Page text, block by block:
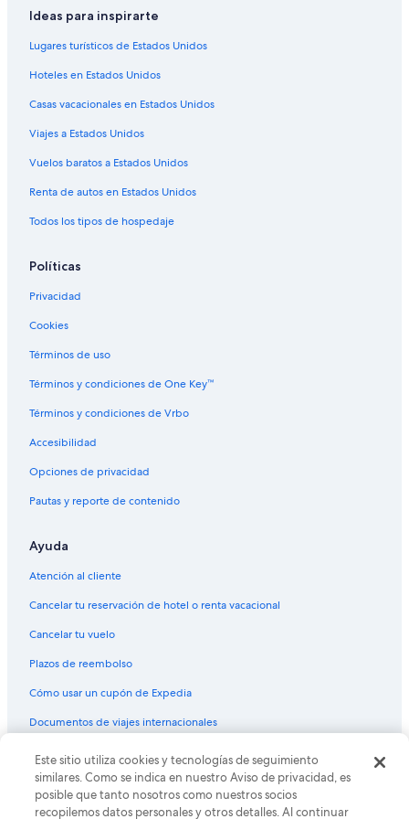
Hoteles gay friendly en Sao Nicolau
Hoteles en Miragaia
Apart-Hoteles en Parada de tranvía Marcolino Santa
Catarina
Ideas para inspirarte
Lugares turísticos de Estados Unidos
Hoteles en Estados Unidos
Casas vacacionales en Estados Unidos
Viajes a Estados Unidos
Vuelos baratos a Estados Unidos
Renta de autos en Estados Unidos
Todos los tipos de hospedaje
Políticas
Privacidad
Cookies
Términos de uso
Términos y condiciones de One Key™
Términos y condiciones de Vrbo
Accesibilidad
Opciones de privacidad
Pautas y reporte de contenido
Ayuda
Atención al cliente
Cancelar tu reservación de hotel o renta vacacional
Cancelar tu vuelo
Plazos de reembolso
Cómo usar un cupón de Expedia
Documentos de viajes internacionales
© 2026 Expedia, Inc., una empresa de Expedia Group. Todos los
derechos reservados. Expedia y el logo de Expedia son marcas
registradas o marcas comerciales de Expedia, Inc. CST# 2029030-50.
Este sitio utiliza cookies y tecnologías de seguimiento
similares. Como se indica en nuestro Aviso de privacidad, es
posible que tanto nosotros como nuestros socios
recopilemos datos personales y otros detalles. Al continuar